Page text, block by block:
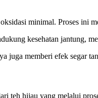
minimal. Proses ini
kesehatan jantung,
juga memberi efek segar
teh hijau yang melalui